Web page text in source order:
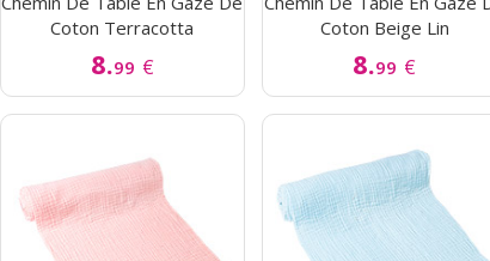
Coton Terracotta
8.99 €
Coton Beige Lin
8.99 €